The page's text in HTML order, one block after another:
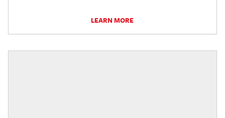
LEARN MORE